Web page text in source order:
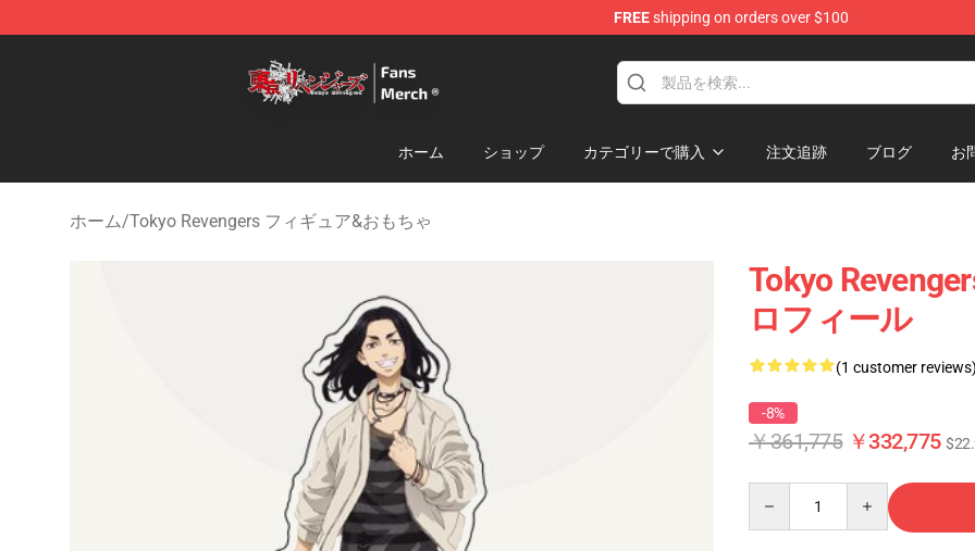
FREEshipping on orders over $100
ホーム ショップ カテゴリーで購入 注文追跡 ブログ お
ホーム/Tokyo Revengers フィギュア&おもちゃ
Tokyo
ロフィール
(1 customer
-8%
￥361,775 ￥332,775